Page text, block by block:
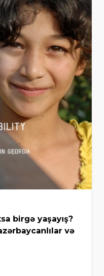
birgə yaşayış?
və